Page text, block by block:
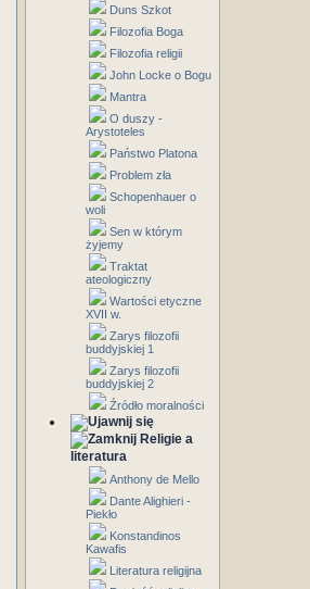
Duns Szkot
Filozofia Boga
Filozofia religii
John Locke o Bogu
Mantra
O duszy -
Arystoteles
Państwo Platona
Problem zła
Schopenhauer o
woli
Sen w którym
żyjemy
Traktat
ateologiczny
Wartości etyczne
XVII w.
Zarys filozofii
buddyjskiej 1
Zarys filozofii
buddyjskiej 2
Źródło moralności
Religie a
literatura
Anthony de Mello
Dante Alighieri -
Piekło
Konstandinos
Kawafis
Literatura religijna